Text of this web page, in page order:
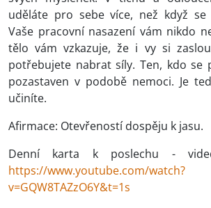
uděláte pro sebe více, než když
Vaše pracovní nasazení vám nikdo
tělo vám vzkazuje, že i vy si
potřebujete nabrat síly. Ten, kdo se
pozastaven v podobě nemoci. Je
učiníte.
Afirmace: Otevřeností dospěju k jasu.
Denní karta k poslechu -
https://www.youtube.com/watch?
v=GQW8TAZzO6Y&t=1s